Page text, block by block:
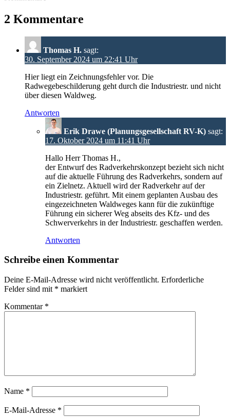
2 Kommentare
Thomas H. sagt:
30. September 2024 um 22:41 Uhr
Hier liegt ein Zeichnungsfehler vor. Die
Radwegebeschilderung geht durch die Industriestr. und nicht
über diesen Waldweg.
Antworten
Erik Drawe (Planungsgesellschaft RV-K) sagt:
17. Oktober 2024 um 11:41 Uhr
Hallo Herr Thomas H.,
der Entwurf des Radverkehrskonzept bezieht sich nicht
auf die aktuelle Führung des Radverkehrs, sondern auf
ein Zielnetz. Aktuell wird der Radverkehr auf der
Industriestr. geführt. Mit einem geplanten Ausbau des
eingezeichneten Waldweges kann für die zukünftige
Führung ein sicherer Weg abseits des Kfz- und des
Schwerverkehrs in der Industriestr. geschaffen werden.
Antworten
Schreibe einen Kommentar
Deine E-Mail-Adresse wird nicht veröffentlicht. Erforderliche
Felder sind mit * markiert
Kommentar *
Name *
E-Mail-Adresse *